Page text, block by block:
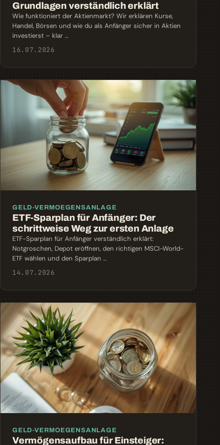
Grundlagen verständlich erklärt
Wie funktioniert der Aktienmarkt? Wir erklären Kurse,
Handel, Börsen und wie du als Anfänger sicher in Aktien
investierst – klar …
16.07.2026
GELD-VERMOEGENSANLAGE
ETF-Sparplan für Anfänger: Der
schrittweise Weg zur ersten Anlage
ETF-Sparplan für Anfänger verständlich erklärt:
Notgroschen, Depot eröffnen, den richtigen MSCI-World-
ETF wählen und den Sparplan …
14.07.2026
GELD-VERMOEGENSANLAGE
Vermögensaufbau für Einsteiger: